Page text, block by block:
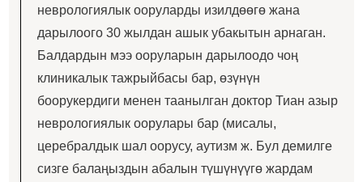
неврологиялык ооруларды изилдөөгө жана
дарылоого 30 жылдан ашык убакытын арнаган.
Балдардын мээ ооруларын дарылоодо чоң
клиникалык тажрыйбасы бар, өзүнүн
боорукердиги менен таанылган доктор Тиан азыр
неврологиялык оорулары бар (мисалы,
церебралдык шал оорусу, аутизм ж. Бул демилге
сизге балаңыздын абалын түшүнүүгө жардам